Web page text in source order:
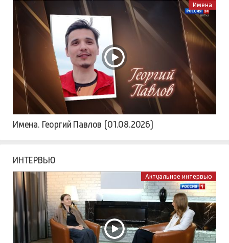
Имена
Имена. Георгий Павлов (01.08.2026)
ИНТЕРВЬЮ
Актуальное интервью